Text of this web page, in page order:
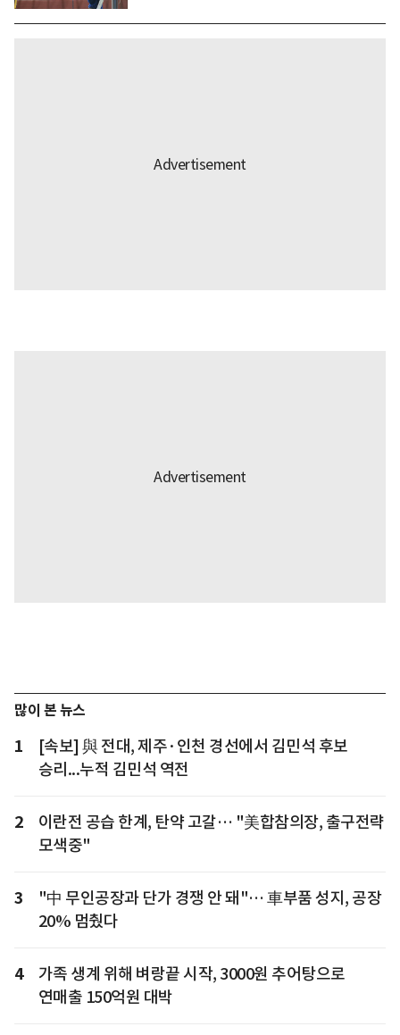
많이 본 뉴스
1
[속보] 與 전대, 제주·인천 경선에서 김민석 후보
승리...누적 김민석 역전
2
이란전 공습 한계, 탄약 고갈… "美합참의장, 출구전략
모색중"
3
"中 무인공장과 단가 경쟁 안 돼"… 車부품 성지, 공장
20% 멈췄다
4
가족 생계 위해 벼랑끝 시작, 3000원 추어탕으로
연매출 150억원 대박